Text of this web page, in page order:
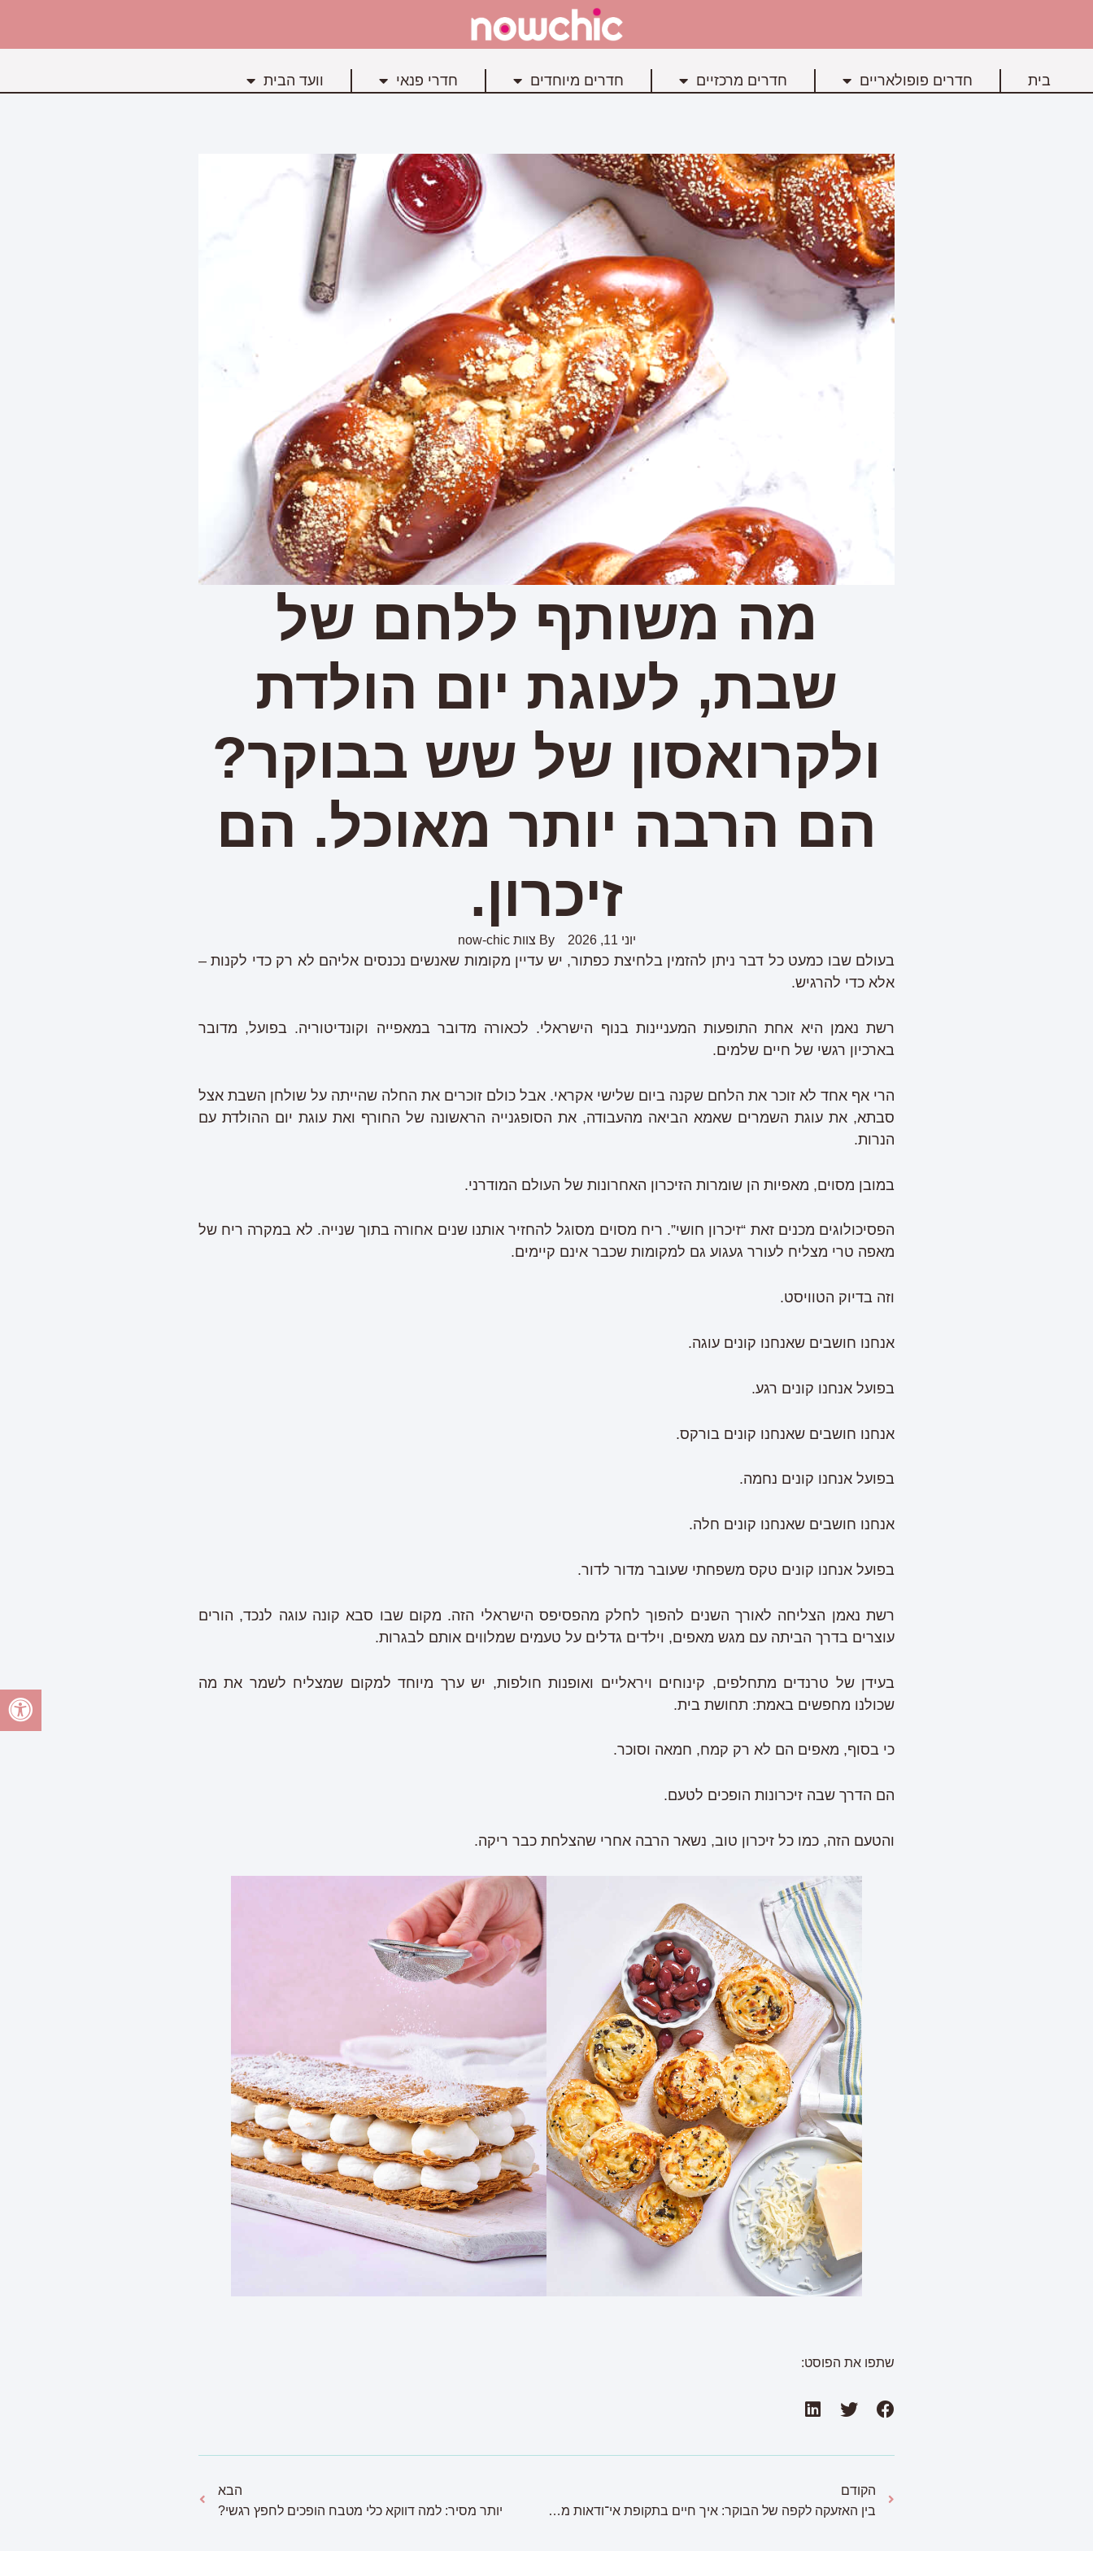
בית חדרים פופולאריים חדרים מרכזיים חדרים מיוחדים חדרי פנאי וועד הבית
מה משותף ללחם של
שבת, לעוגת יום הולדת
ולקרואסון של שש בבוקר?
הם הרבה יותר מאוכל. הם
זיכרון.
יוני 11, 2026 By צוות now-chic
בעולם שבו כמעט כל דבר ניתן להזמין בלחיצת כפתור, יש עדיין מקומות שאנשים נכנסים אליהם לא רק כדי לקנות –
אלא כדי להרגיש.
רשת נאמן היא אחת התופעות המעניינות בנוף הישראלי. לכאורה מדובר במאפייה וקונדיטוריה. בפועל, מדובר
בארכיון רגשי של חיים שלמים.
הרי אף אחד לא זוכר את הלחם שקנה ביום שלישי אקראי. אבל כולם זוכרים את החלה שהייתה על שולחן השבת אצל
סבתא, את עוגת השמרים שאמא הביאה מהעבודה, את הסופגנייה הראשונה של החורף ואת עוגת יום ההולדת עם
הנרות.
במובן מסוים, מאפיות הן שומרות הזיכרון האחרונות של העולם המודרני.
הפסיכולוגים מכנים זאת “זיכרון חושי”. ריח מסוים מסוגל להחזיר אותנו שנים אחורה בתוך שנייה. לא במקרה ריח של
מאפה טרי מצליח לעורר געגוע גם למקומות שכבר אינם קיימים.
וזה בדיוק הטוויסט.
אנחנו חושבים שאנחנו קונים עוגה.
בפועל אנחנו קונים רגע.
אנחנו חושבים שאנחנו קונים בורקס.
בפועל אנחנו קונים נחמה.
אנחנו חושבים שאנחנו קונים חלה.
בפועל אנחנו קונים טקס משפחתי שעובר מדור לדור.
רשת נאמן הצליחה לאורך השנים להפוך לחלק מהפסיפס הישראלי הזה. מקום שבו סבא קונה עוגה לנכד, הורים
עוצרים בדרך הביתה עם מגש מאפים, וילדים גדלים על טעמים שמלווים אותם לבגרות.
בעידן של טרנדים מתחלפים, קינוחים ויראליים ואופנות חולפות, יש ערך מיוחד למקום שמצליח לשמר את מה
שכולנו מחפשים באמת: תחושת בית.
כי בסוף, מאפים הם לא רק קמח, חמאה וסוכר.
הם הדרך שבה זיכרונות הופכים לטעם.
והטעם הזה, כמו כל זיכרון טוב, נשאר הרבה אחרי שהצלחת כבר ריקה.
שתפו את הפוסט:
הקודם
בין האזעקה לקפה של הבוקר: איך חיים בתקופת אי־ודאות מתמשכת?
הבא
יותר מסיר: למה דווקא כלי מטבח הופכים לחפץ רגשי?